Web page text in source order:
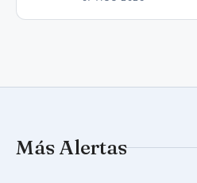
Más Alertas